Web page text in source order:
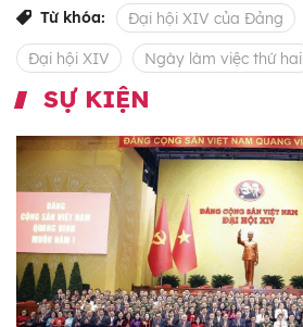
Từ khóa: Đại hội XIV của Đảng
Đại hội XIV Ngày làm việc thứ hai
SỰ KIỆN